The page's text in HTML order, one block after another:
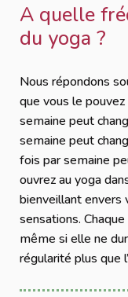
A quelle
du yoga ?
Nous répondons
que vous le
semaine peut
semaine peut
fois par semaine
ouvrez au yoga
bienveillant envers
sensations.
même si elle ne
régularité plus que